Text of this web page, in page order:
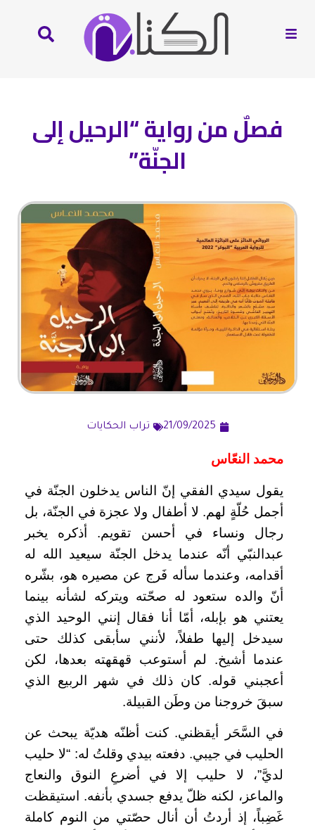
فصلٌ من رواية “الرحيل إلى
الجنّة”
21/09/2025 تراب الحكايات
محمد النعّاس
يقول سيدي الفقي إنّ الناس يدخلون الجنّة في
أجمل حُلّةٍ لهم. لا أطفال ولا عجزة في الجنّة، بل
رجال ونساء في أحسن تقويم. أذكره يخبر
عبدالنبّي أنّه عندما يدخل الجنّة سيعيد الله له
أقدامه، وعندما سأله فَرج عن مصيره هو، بشّره
أنّ والده ستعود له صحّته ويتركه لشأنه بينما
يعتني هو بإبله، أمّا أنا فقال إنني الوحيد الذي
سيدخل إليها طفلاً، لأنني سأبقى كذلك حتى
عندما أشيخ. لم أستوعب قهقهته بعدها، لكن
أعجبني قوله. كان ذلك في شهر الربيع الذي
سبقَ خروجنا من وطَن القبيلة.
في السَّحَر أيقظني. كنت أظنّه هديّة يبحث عن
الحليب في جيبي. دفعته بيدي وقلتُ له: “لا حليب
لديَّ”، لا حليب إلا في أضرعِ النوق والنعاج
والماعز، لكنه ظلّ يدفع جسدي بأنفه. استيقظت
غَضِباً، إذ أردتُ أن أنال حصّتي من النوم كاملة